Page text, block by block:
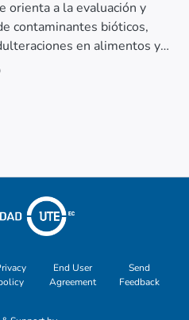
orienta a la evaluación y
contaminantes bióticos,
en alimentos y
con énfasis en el
de los alimentos
físicos, químicos y
presentes en productos
ello se busca generar
que contribuya a
y la protección de la salud
End User
Agreement
Send
Feedback